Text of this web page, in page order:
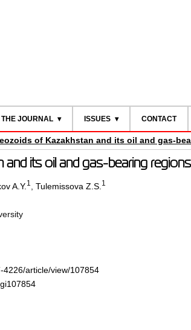
JOURNAL ISSUES CONTACT
of Kazakhstan and its oil and gas-
its oil and gas-bearing regions
A.Y. 1 Tulemissova Z.S. 1
article/view/107854